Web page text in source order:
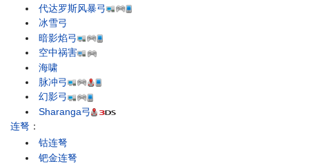
代达罗斯风暴弓
冰雪弓
暗影焰弓
空中祸害
海啸
脉冲弓
幻影弓
Sharanga弓
连弩 ：
钴连弩
钯金连弩